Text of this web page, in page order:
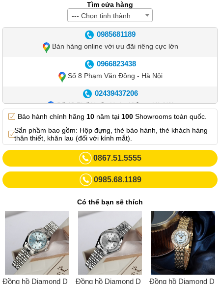
Tìm cửa hàng
--- Chọn tỉnh thành
0985681189
Bán hàng online với ưu đãi riêng cực lớn
0966823438
Số 8 Phạm Văn Đồng - Hà Nội
02439437206
Số 42 Phố Huế - Hoàn Kiếm – Hà Nội
0982.769.887
Showroom 3: Số 87 Trương Định - Hai Bà Trưng - Hà Nội.
0969102552
Số 55 Trần Đăng Ninh – Cầu Giấy – Hà Nội
0963264832
02437836542
Số 8 Trần Duy Hưng - Cầu Giấy - Hà Nội
02432232319
Số 413 Quang Trung - Hà Đông - Hà Nội
02432127660
Số 273 Nguyễn Văn Cừ - Long Biên - Hà Nội
Bảo hành chính hãng 10 năm tại 100 Showrooms toàn quốc.
Sẩn phầm bao gồm: Hộp đựng, thẻ bảo hành, thẻ khách hàng
thân thiết, khăn lau (đối với kính mắt).
0867.51.5555
0985.68.1189
Có thể bạn sẽ thích
Đồng hồ Diamond D
Đồng hồ Diamond D
Đồng hồ Diamond D